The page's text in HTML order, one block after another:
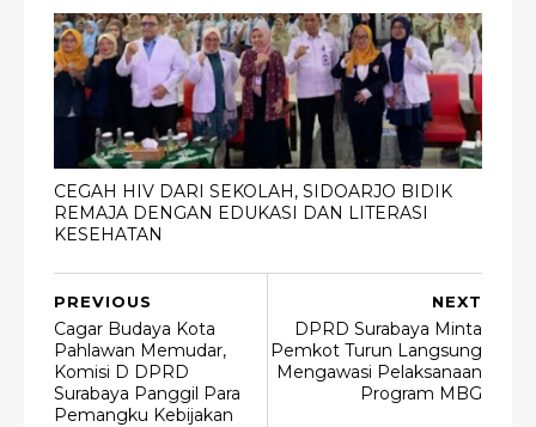
CEGAH HIV DARI SEKOLAH, SIDOARJO BIDIK
REMAJA DENGAN EDUKASI DAN LITERASI
KESEHATAN
NEXT
DPRD Surabaya Minta
Pemkot Turun Langsung
Mengawasi Pelaksanaan
Program MBG
PREVIOUS
Cagar Budaya Kota
Pahlawan Memudar,
Komisi D DPRD
Surabaya Panggil Para
Pemangku Kebijakan